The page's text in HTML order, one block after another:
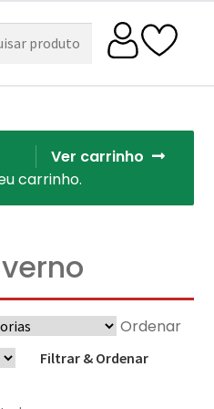
Ver carrinho
carrinho.
Ordenar
Filtrar & Ordenar